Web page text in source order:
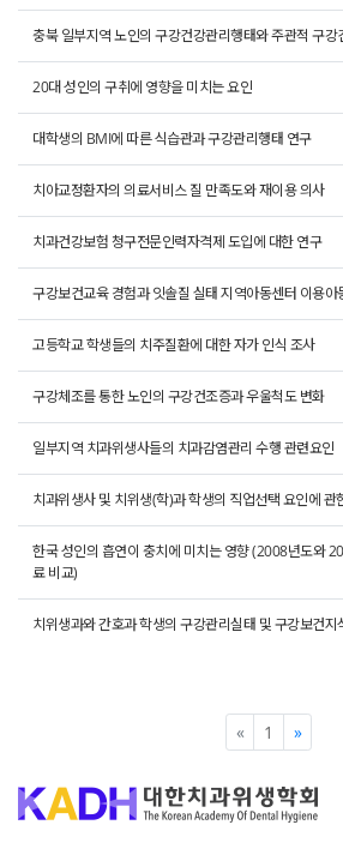
충북 일부지역 노인의 구강건강관리행태와 주관적 구강
20대 성인의 구취에 영향을 미치는 요인
대학생의 BMI에 따른 식습관과 구강관리행태 연구
치아교정환자의 의료서비스 질 만족도와 재이용 의사
치과건강보험 청구전문인력자격제 도입에 대한 연구
구강보건교육 경험과 잇솔질 실태 지역아
고등학교 학생들의 치주질환에 대한 자가 인식 조사
구강체조를 통한 노인의 구강건조증과 우울척도 변화
일부지역 치과위생사들의 치과감염관리 수행 관련요인
치과위생사 및 치위생(학)과 학생의 직업선택 요인에 관
한국 성인의 흡연이 충치에 미치는 영향 (2008년도와
료 비교)
치위생과와 간호과 학생의 구강관리실태 및 구강보건지
« Previous
1 »Next